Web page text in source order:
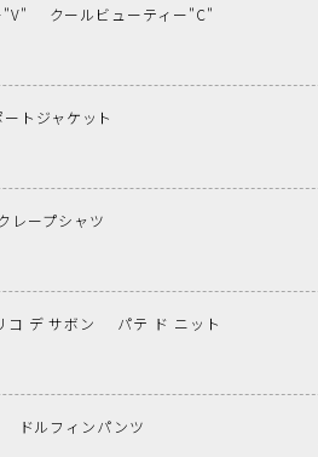
"V"
クールビューティー"C"
ートジャケット
レープシャツ
コ デ サボン
パテ ド ニット
ドルフィンパンツ